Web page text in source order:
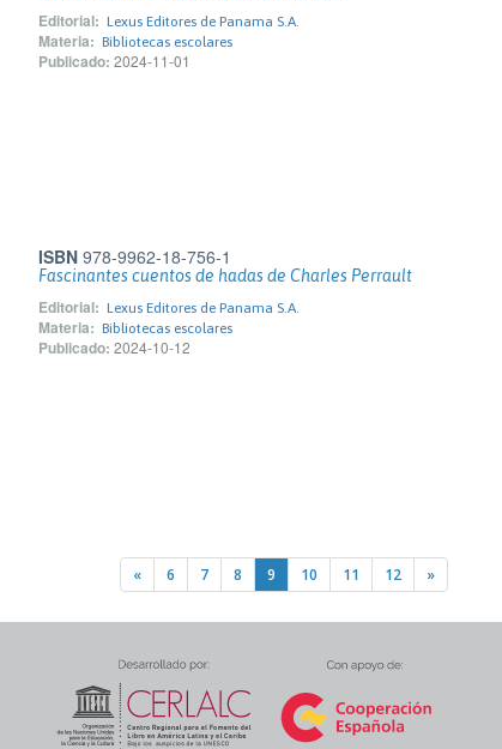
Editorial: Lexus Editores de Panama S.A.
Materia: Bibliotecas escolares
Publicado: 2024-11-01
ISBN 978-9962-18-756-1
Fascinantes cuentos de hadas de Charles Perrault
Editorial: Lexus Editores de Panama S.A.
Materia: Bibliotecas escolares
Publicado: 2024-10-12
« 6 7 8 9 10 11 12 »